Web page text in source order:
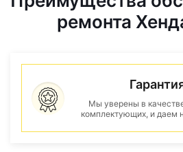
ремонта
Мы уверены в
комплектующих, и даем